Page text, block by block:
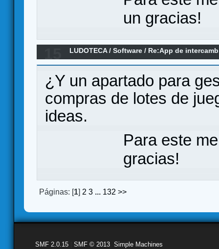
un gracias!
LUDOTECA/Software / Re:App de
¿Y un apartado para
compras de lotes de
ideas.
Para este
gracias!
Páginas: [1] 2 3 ... 132 >>
SMF 2.0.15 SMF © 2013 Simple Machines